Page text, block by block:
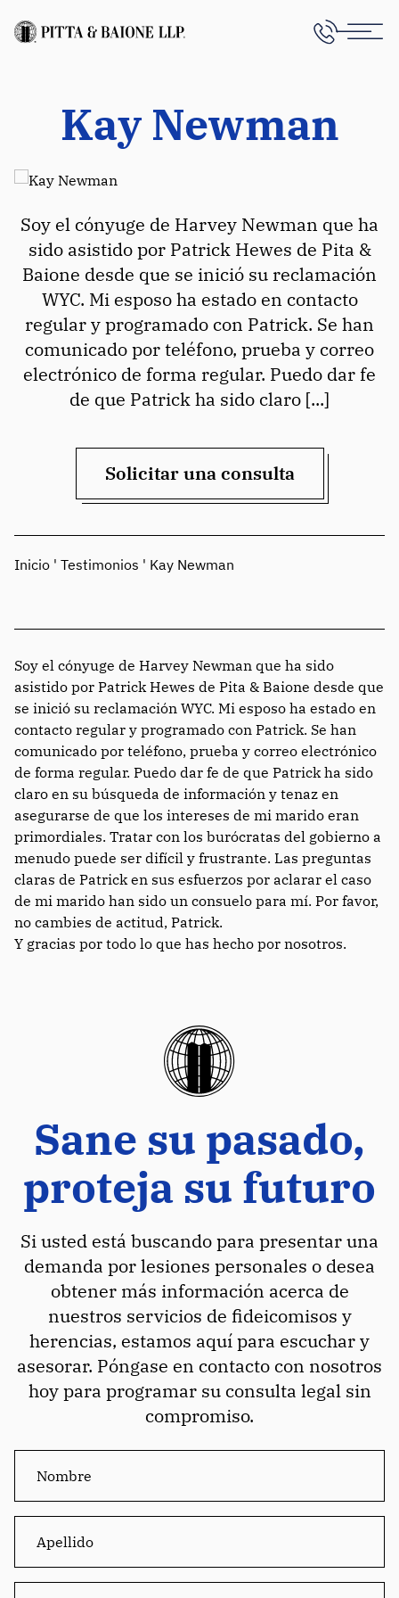
Kay Newman
Soy el cónyuge de Harvey Newman que ha
sido asistido por Patrick Hewes de Pita &
Baione desde que se inició su reclamación
WYC. Mi esposo ha estado en contacto
regular y programado con Patrick. Se han
comunicado por teléfono, prueba y correo
electrónico de forma regular. Puedo dar fe
de que Patrick ha sido claro [...]
Solicitar una consulta
Inicio ' Testimonios ' Kay Newman
Soy el cónyuge de Harvey Newman que ha sido
asistido por Patrick Hewes de Pita & Baione desde que
se inició su reclamación WYC. Mi esposo ha estado en
contacto regular y programado con Patrick. Se han
comunicado por teléfono, prueba y correo electrónico
de forma regular. Puedo dar fe de que Patrick ha sido
claro en su búsqueda de información y tenaz en
asegurarse de que los intereses de mi marido eran
primordiales. Tratar con los burócratas del gobierno a
menudo puede ser difícil y frustrante. Las preguntas
claras de Patrick en sus esfuerzos por aclarar el caso
de mi marido han sido un consuelo para mí. Por favor,
no cambies de actitud, Patrick.
Y gracias por todo lo que has hecho por nosotros.
Sane su pasado,
proteja su futuro
Si usted está buscando para presentar una
demanda por lesiones personales o desea
obtener más información acerca de
nuestros servicios de fideicomisos y
herencias, estamos aquí para escuchar y
asesorar. Póngase en contacto con nosotros
hoy para programar su consulta legal sin
compromiso.